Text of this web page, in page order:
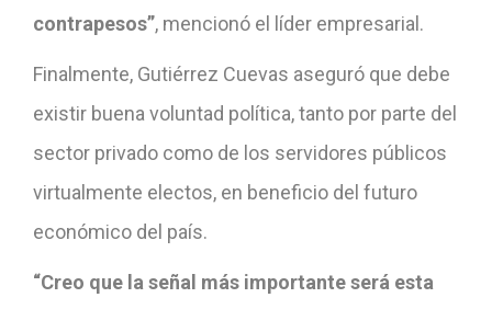
contrapesos”, mencionó el líder empresarial.
Finalmente, Gutiérrez Cuevas aseguró que debe
existir buena voluntad política, tanto por parte del
sector privado como de los servidores públicos
virtualmente electos, en beneficio del futuro
económico del país.
“Creo que la señal más importante será esta